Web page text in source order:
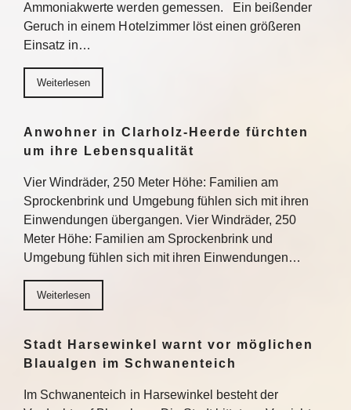
Ammoniakwerte werden gemessen. Ein beißender
Geruch in einem Hotelzimmer löst einen größeren
Einsatz in…
Weiterlesen
Anwohner in Clarholz-Heerde fürchten
um ihre Lebensqualität
Vier Windräder, 250 Meter Höhe: Familien am
Sprockenbrink und Umgebung fühlen sich mit ihren
Einwendungen übergangen. Vier Windräder, 250
Meter Höhe: Familien am Sprockenbrink und
Umgebung fühlen sich mit ihren Einwendungen…
Weiterlesen
Stadt Harsewinkel warnt vor möglichen
Blaualgen im Schwanenteich
Im Schwanenteich in Harsewinkel besteht der